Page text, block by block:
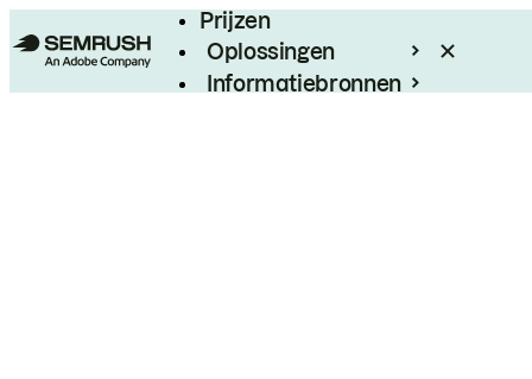
Prijzen
Oplossingen
Informatiebronnen